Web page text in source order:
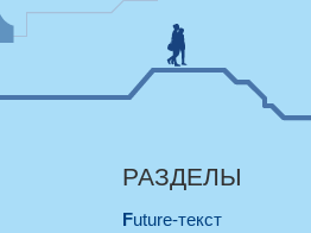
РАЗДЕЛЫ
Future-текст